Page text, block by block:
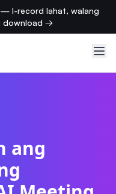
I-record lahat, walang
download →
ang